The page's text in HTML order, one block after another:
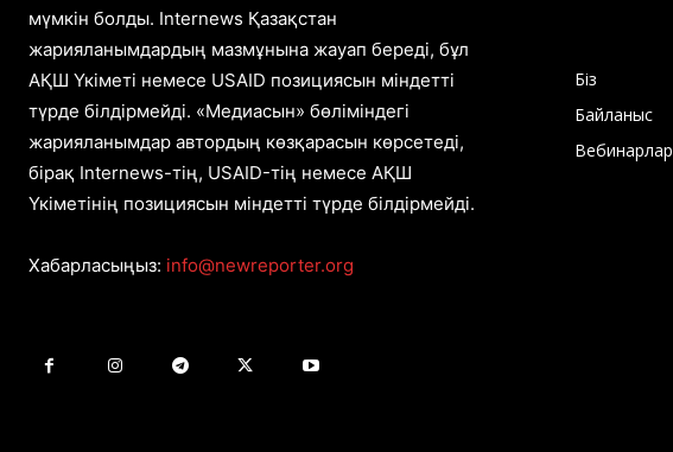
мүмкін болды. Internews Қазақстан
жарияланымдардың мазмұнына жауап береді, бұл
АҚШ Үкіметі немесе USAID позициясын міндетті
түрде білдірмейді. «Медиасын» бөліміндегі
жарияланымдар автордың көзқарасын көрсетеді,
бірақ Internews-тің, USAID-тің немесе АҚШ
Үкіметінің позициясын міндетті түрде білдірмейді.
Хабарласыңыз: info@newreporter.org
Біз
Байланыс
Вебинарлар